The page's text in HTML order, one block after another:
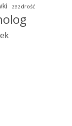
zazdrość